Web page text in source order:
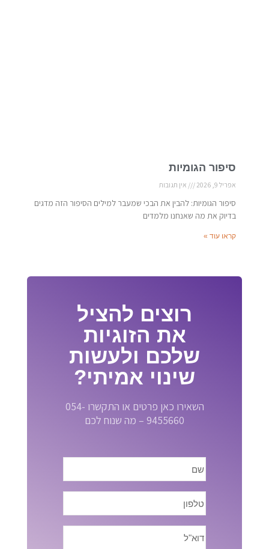
סיפור הגומיות
אפריל 9, 2026 אין תגובות
סיפור הגומיות: להבין את הבכי שמעבר למילים הסיפור הזה מדגים
בדיוק את מה שאנחנו מלמדים
קראו עוד »
רוצים להציל
את הזוגיות
שלכם ולעשות
שינוי אמיתי?
השאירו כאן פרטים או התקשרו 054-
9455660 – מה שנוח לכם